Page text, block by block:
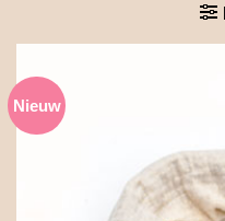
Nieuw